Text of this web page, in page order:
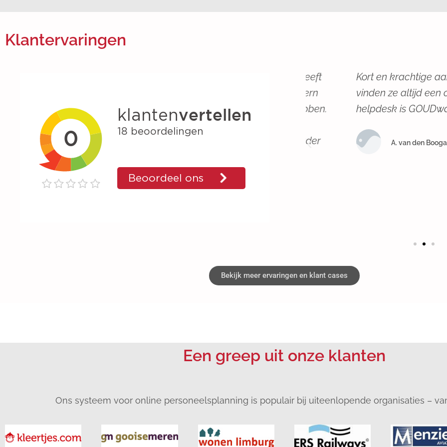
Klantervaringen
zonder
op de rit te krijgen en er voordeel van te hebben.
De koppeling met Nmbrs is van zeer
toegevoegde waarde. Nu bijna een jaar verder
zien we de effecten!
Alida Soepboer
Kort en krachtige aanpak,
vinden ze altijd een
helpdesk is GOUDwaard!
A. van den Boogaard
Bekijk meer ervaringen en klant cases
Een greep uit onze klanten
Ons systeem voor online personeelsplanning is populair bij uiteenlopende organisaties –